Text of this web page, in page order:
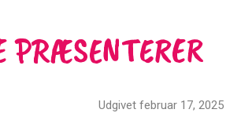
PRÆSENTERER
Udgivet februar 17, 2025